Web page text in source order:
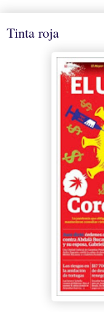
Tinta roja